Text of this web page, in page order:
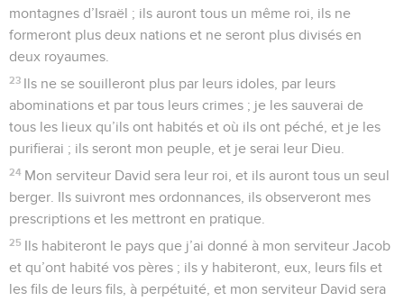
montagnes d’Israël ; ils auront tous un même roi, ils ne
formeront plus deux nations et ne seront plus divisés en
deux royaumes.
23 Ils ne se souilleront plus par leurs idoles, par leurs
abominations et par tous leurs crimes ; je les sauverai de
tous les lieux qu’ils ont habités et où ils ont péché, et je les
purifierai ; ils seront mon peuple, et je serai leur Dieu.
24 Mon serviteur David sera leur roi, et ils auront tous un seul
berger. Ils suivront mes ordonnances, ils observeront mes
prescriptions et les mettront en pratique.
25 Ils habiteront le pays que j’ai donné à mon serviteur Jacob
et qu’ont habité vos pères ; ils y habiteront, eux, leurs fils et
les fils de leurs fils, à perpétuité, et mon serviteur David sera